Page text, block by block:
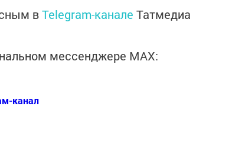
вTelegram-канале Татмедиа
мессенджере MАХ:
канал